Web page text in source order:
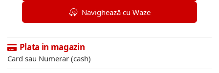
Navighează cu Waze
Plata in magazin
Card sau Numerar (cash)